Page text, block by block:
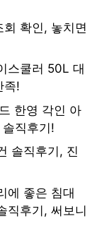
확인, 놓치면
스쿨러 50L 대
족!
한영 각인 아
직후기!
솔직후기, 진
에 좋은 침대
직후기, 써보니